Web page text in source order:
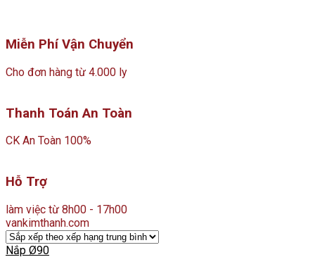
Miễn Phí Vận Chuyển
Cho đơn hàng từ 4.000 ly
Thanh Toán An Toàn
CK An Toàn 100%
Hỗ Trợ
làm việc từ 8h00 - 17h00
vankimthanh.com
Nắp Ø90